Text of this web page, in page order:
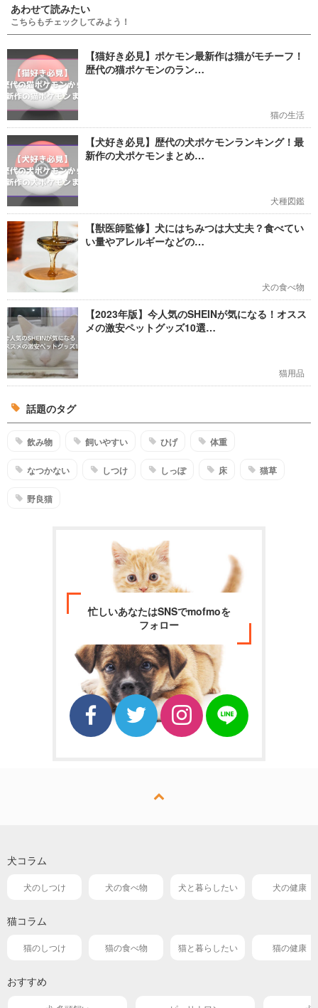
あわせて読みたい
こちらもチェックしてみよう！
【猫好き必見】ポケモン最新作は猫がモチーフ！
歴代の猫ポケモンのラン…
猫の生活
【犬好き必見】歴代の犬ポケモンランキング！最
新作の犬ポケモンまとめ…
犬種図鑑
【獣医師監修】犬にはちみつは大丈夫？食べてい
い量やアレルギーなどの…
犬の食べ物
【2023年版】今人気のSHEINが気になる！オスス
メの激安ペットグッズ10選…
猫用品
話題のタグ
飲み物 飼いやすい ひげ 体重
なつかない しつけ しっぽ 床 猫草
野良猫
忙しいあなたはSNSでmofmoを
フォロー
犬コラム
犬のしつけ 犬の食べ物 犬と暮らしたい 犬の健康
猫コラム
猫のしつけ 猫の食べ物 猫と暮らしたい 猫の健康
おすすめ